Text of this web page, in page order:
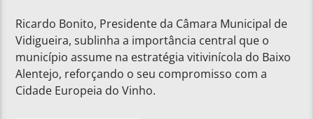
Ricardo Bonito, Presidente da Câmara Municipal de
Vidigueira, sublinha a importância central que o
município assume na estratégia vitivinícola do Baixo
Alentejo, reforçando o seu compromisso com a
Cidade Europeia do Vinho.